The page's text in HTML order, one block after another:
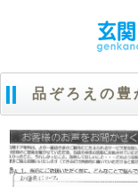
品ぞろえの豊